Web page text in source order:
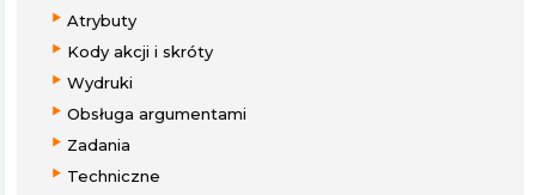
Atrybuty
Kody akcji i skróty
Wydruki
Obsługa argumentami
Zadania
Techniczne